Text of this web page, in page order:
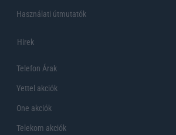
Használati útmutatók
Hirek
Telefon Árak
Yettel akciók
One akciók
Telekom akciók